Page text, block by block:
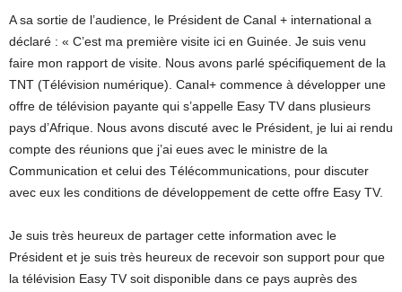
A sa sortie de l’audience, le Président de Canal + international a
déclaré : « C’est ma première visite ici en Guinée. Je suis venu
faire mon rapport de visite. Nous avons parlé spécifiquement de la
TNT (Télévision numérique). Canal+ commence à développer une
offre de télévision payante qui s’appelle Easy TV dans plusieurs
pays d’Afrique. Nous avons discuté avec le Président, je lui ai rendu
compte des réunions que j’ai eues avec le ministre de la
Communication et celui des Télécommunications, pour discuter
avec eux les conditions de développement de cette offre Easy TV.
Je suis très heureux de partager cette information avec le
Président et je suis très heureux de recevoir son support pour que
la télévision Easy TV soit disponible dans ce pays auprès des